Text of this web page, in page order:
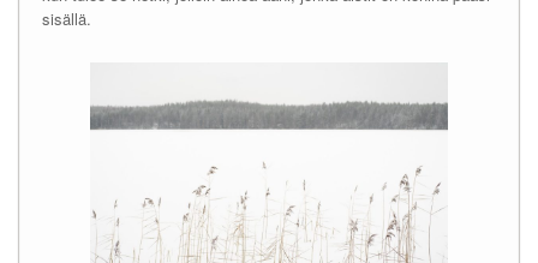
sisällä.